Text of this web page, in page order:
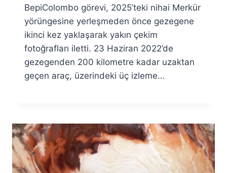
BepiColombo görevi, 2025’teki nihai Merkür
yörüngesine yerleşmeden önce gezegene
ikinci kez yaklaşarak yakın çekim
fotoğrafları iletti. 23 Haziran 2022’de
gezegenden 200 kilometre kadar uzaktan
geçen araç, üzerindeki üç izleme…